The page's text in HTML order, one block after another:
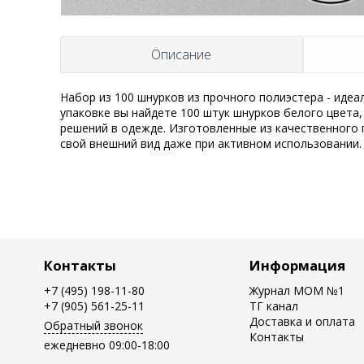
Описание
Набор из 100 шнурков из прочного полиэстера -
упаковке вы найдете 100 штук шнурков белого
решений в одежде. Изготовленные из
свой внешний вид даже при активном использовании.
Контакты
+7 (495) 198-11-80
+7 (905) 561-25-11
Обратный звонок
ежедневно 09:00-18:00
Информация
Журнал MOM №1
ТГ канал
Доставка и оплата
Контакты